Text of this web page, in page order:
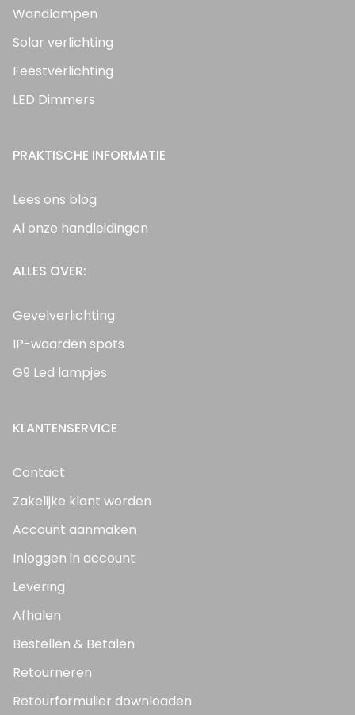
Wandlampen
Solar verlichting
Feestverlichting
LED Dimmers
PRAKTISCHE INFORMATIE
Lees ons blog
Al onze handleidingen
ALLES OVER:
Gevelverlichting
IP-waarden spots
G9 Led lampjes
KLANTENSERVICE
Contact
Zakelijke klant worden
Account aanmaken
Inloggen in account
Levering
Afhalen
Bestellen & Betalen
Retourneren
Retourformulier downloaden